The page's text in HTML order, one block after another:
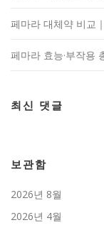
페마라 대체약 비교
페마라 효능·부작용
최신 댓글
보관함
2026년 8월
2026년 4월